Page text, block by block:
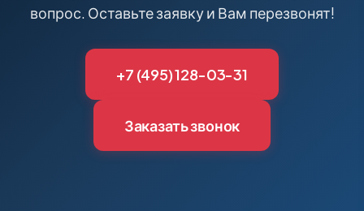
вопрос. Оставьте заявку и Вам перезвонят!
+7 (495) 128-03-31
Заказать звонок